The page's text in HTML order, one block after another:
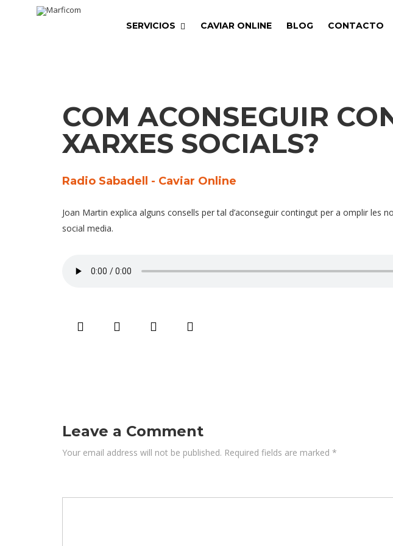
SERVICIOS CAVIAR ONLINE BLOG CONTACTO
COM ACONSEGUIR
XARXES SOCIALS?
Radio Sabadell - Caviar Online
Joan Martin explica alguns consells per tal d’aconseguir contingut per a omplir les
social media.
Leave a Comment
Your email address will not be published. Required fields are marked *